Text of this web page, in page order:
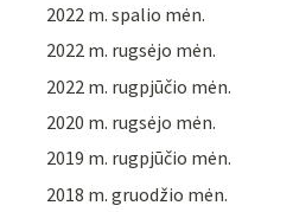
2022 m. spalio mėn.
2022 m. rugsėjo mėn.
2022 m. rugpjūčio mėn.
2020 m. rugsėjo mėn.
2019 m. rugpjūčio mėn.
2018 m. gruodžio mėn.